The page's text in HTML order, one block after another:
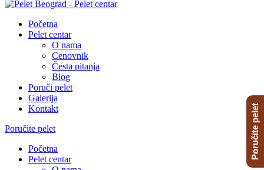
Početna
Pelet centar
O nama
Cenovnik
Česta pitanja
Blog
Poruči pelet
Galerija
Kontakt
Poručite pelet
Početna
Pelet centar
Poručite pelet